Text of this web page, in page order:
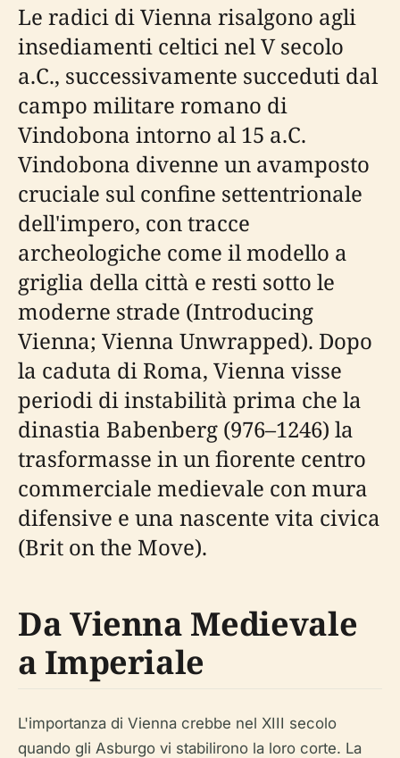
Le radici di Vienna risalgono agli
insediamenti celtici nel V secolo
a.C., successivamente succeduti dal
campo militare romano di
Vindobona intorno al 15 a.C.
Vindobona divenne un avamposto
cruciale sul confine settentrionale
dell'impero, con tracce
archeologiche come il modello a
griglia della città e resti sotto le
moderne strade (Introducing
Vienna; Vienna Unwrapped). Dopo
la caduta di Roma, Vienna visse
periodi di instabilità prima che la
dinastia Babenberg (976–1246) la
trasformasse in un fiorente centro
commerciale medievale con mura
difensive e una nascente vita civica
(Brit on the Move).
Da Vienna Medievale
a Imperiale
L'importanza di Vienna crebbe nel XIII secolo
quando gli Asburgo vi stabilirono la loro corte. La